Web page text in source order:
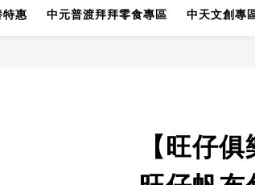
惠 中元普渡拜拜零食專區 中天文創專
【旺仔